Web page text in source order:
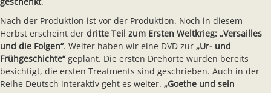
Nach der Produktion ist vor der Produktion. Noch in diesem
Herbst erscheint der dritte Teil zum Ersten Weltkrieg: „Versailles
und die Folgen“. Weiter haben wir eine DVD zur „Ur- und
Frühgeschichte“geplant. Die ersten Drehorte wurden bereits
besichtigt, die ersten Treatments sind geschrieben. Auch in der
Reihe Deutsch interaktiv geht es weiter. „Goethe und sein